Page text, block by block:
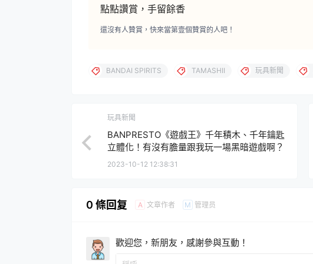
點點讚賞，手留餘香
還沒有人贊賞，快來當第壹個贊賞的人吧！
BANDAI SPIRITS TAMASHII 玩具新聞
玩具新聞
BANPRESTO《遊戲王》千年積木、千年鑰匙
立體化！有沒有膽量跟我玩一場黑暗遊戲啊？
2023-10-12 12:38:31
0 條回复 A 文章作者 M 管理员
歡迎您，新朋友，感謝參與互動！